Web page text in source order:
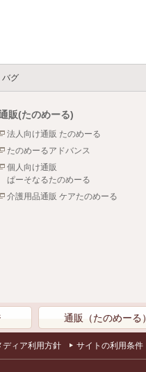
バグ
販(たのめーる)
法人向け通販 たのめーる
たのめーるアドバンス
個人向け通販
ぱーそなるたのめーる
介護用品通販 ケアたのめーる
通販（たのめーる
ディア利用方針 サイトの利用条件